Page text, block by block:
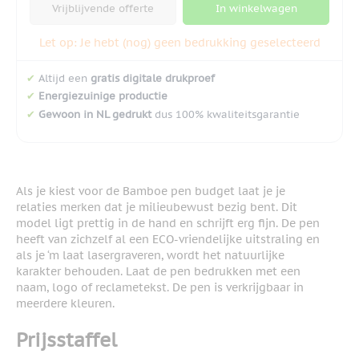
Vrijblijvende offerte In winkelwagen
Let op: Je hebt (nog) geen bedrukking geselecteerd
✔ Altijd een gratis digitale drukproef
✔ Energiezuinige productie
✔ Gewoon in NL gedruktdus 100% kwaliteitsgarantie
Als je kiest voor de Bamboe pen budget laat je je
relaties merken dat je milieubewust bezig bent. Dit
model ligt prettig in de hand en schrijft erg fijn. De pen
heeft van zichzelf al een ECO-vriendelijke uitstraling en
als je ‘m laat lasergraveren, wordt het natuurlijke
karakter behouden. Laat de pen bedrukken met een
naam, logo of reclametekst. De pen is verkrijgbaar in
meerdere kleuren.
Prijsstaffel